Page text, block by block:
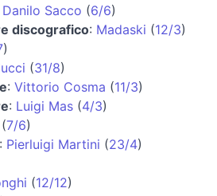
Danilo Sacco (6/6)
discografico: Madaski (12/3)
)
(31/8)
: Vittorio Cosma (11/3)
: Luigi Mas (4/3)
(7/6)
: Pierluigi Martini (23/4)
(12/12)